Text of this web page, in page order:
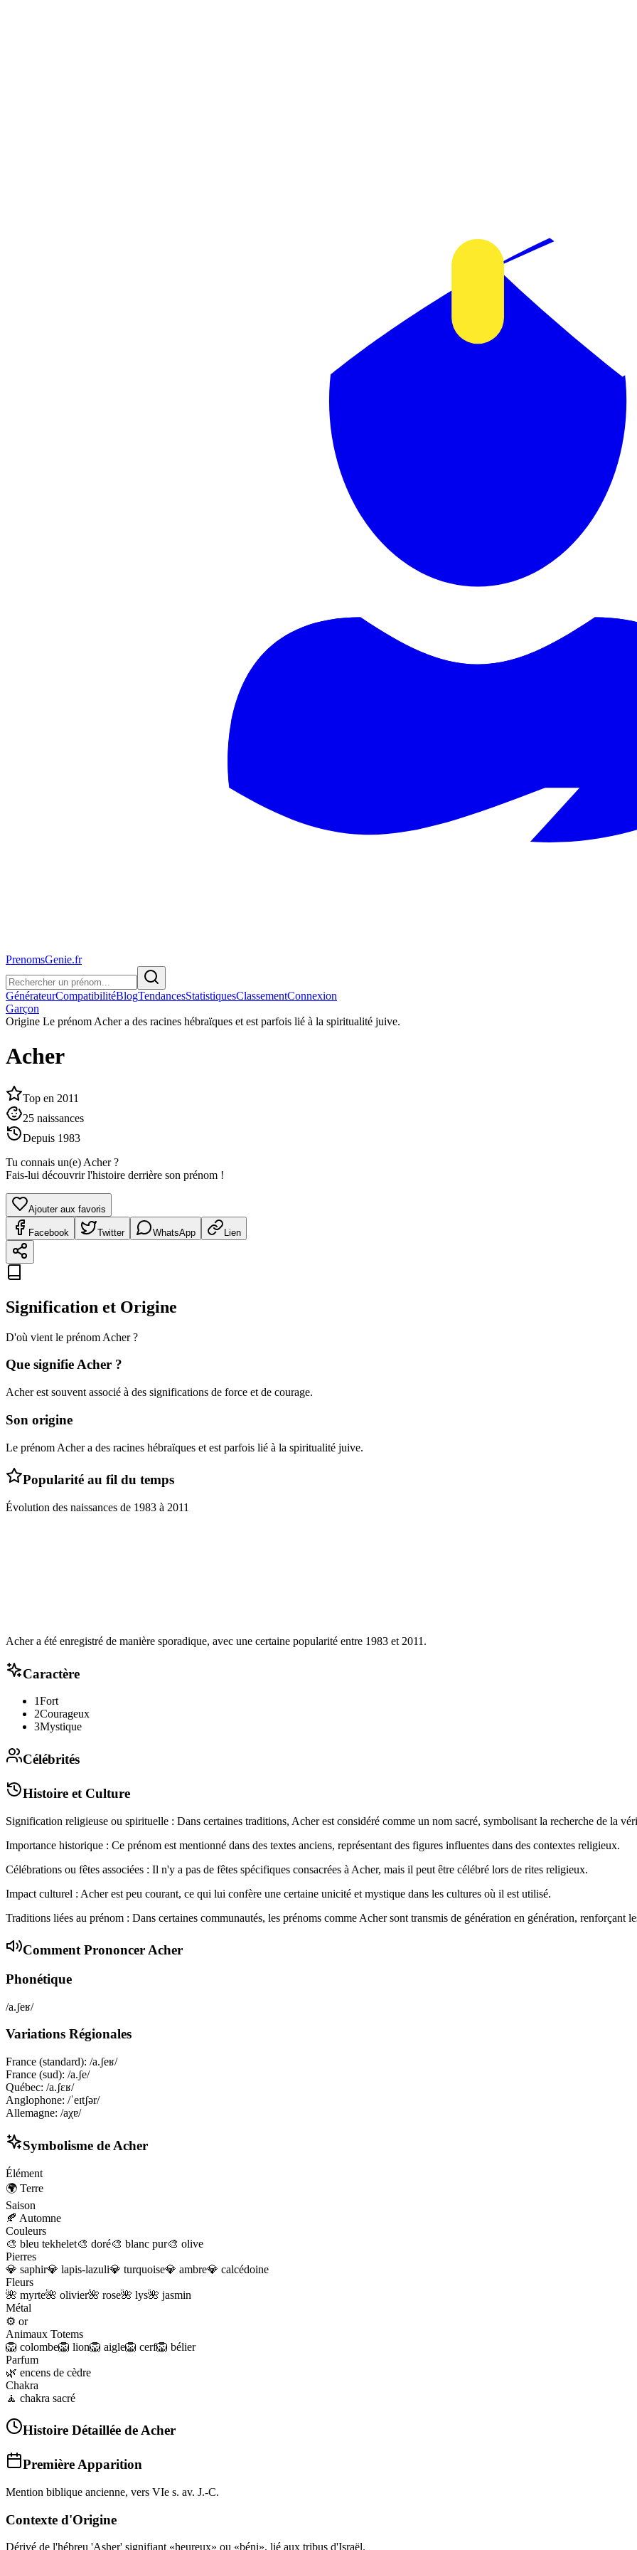
PrenomsGenie.fr
GénérateurCompatibilitéBlogTendancesStatistiquesClassementConnexion
Garçon
Origine Le prénom Acher a des racines hébraïques et est parfois lié à la spiritualité juive.
Acher
Top en 2011
25 naissances
Depuis 1983
Tu connais un(e) Acher?
Fais-lui découvrir l'histoire derrière son prénom !
Ajouter aux favoris
Facebook Twitter WhatsApp Lien
Signification et Origine
D'où vient le prénom Acher?
Que signifieAcher ?
Acher est souvent associé à des significations de force et de courage.
Son origine
Le prénom Acher a des racines hébraïques et est parfois lié à la spiritualité juive.
Popularité au fil du temps
Évolution des naissances de 1983 à 2011
Acher a été enregistré de manière sporadique, avec une certaine popularité entre 1983 et 2011.
Caractère
1Fort
2Courageux
3Mystique
Célébrités
Histoire et Culture
Signification religieuse ou spirituelle : Dans certaines traditions, Acher est considéré comme un nom sacré, symbolisant la recherche de la
Importance historique : Ce prénom est mentionné dans des textes anciens, représentant des figures influentes dans des contextes religieux.
Célébrations ou fêtes associées : Il n'y a pas de fêtes spécifiques consacrées à Acher, mais il peut être célébré lors de rites religieux.
Impact culturel : Acher est peu courant, ce qui lui confère une certaine unicité et mystique dans les cultures où il est utilisé.
Traditions liées au prénom : Dans certaines communautés, les prénoms comme Acher sont transmis de génération en génération, renforçant
Comment PrononcerAcher
Phonétique
/a.ʃeʁ/
Variations Régionales
France (standard): /a.ʃeʁ/
France (sud): /a.ʃe/
Québec: /a.ʃɛʁ/
Anglophone: /ˈeɪtʃər/
Allemagne: /aχɐ/
Symbolisme de Acher
Élément
🌍 Terre
Saison
🍂 Automne
Couleurs
🎨 bleu tekhelet🎨 doré🎨 blanc pur🎨 olive
Pierres
💎 saphir💎 lapis-lazuli💎 turquoise💎 ambre💎 calcédoine
Fleurs
🌺 myrte🌺 olivier🌺 rose🌺 lys🌺 jasmin
Métal
⚙️ or
Animaux Totems
🦁 colombe🦁 lion🦁 aigle🦁 cerf🦁 bélier
Parfum
🌿 encens de cèdre
Chakra
🧘 chakra sacré
Histoire Détaillée deAcher
Première Apparition
Mention biblique ancienne, vers VIe s. av. J.-C.
Contexte d'Origine
Dérivé de l'hébreu 'Asher' signifiant «heureux» ou «béni», lié aux tribus d'Israël.